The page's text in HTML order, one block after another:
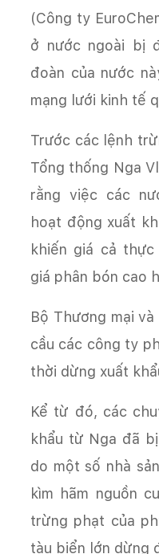
(Công ty
ở nước ngoài bị
đoàn của nước
mạng lưới kinh tế
Trước các lệnh
Tổng thống Nga
rằng việc các
hoạt động xuất
khiến giá cả
giá phân bón cao
Bộ Thương mại
cầu các công ty
thời dừng xuất
Kể từ đó, các
khẩu từ Nga đã
do một số nhà
kìm hãm nguồn
trừng phạt của
tàu biển lớn dừng